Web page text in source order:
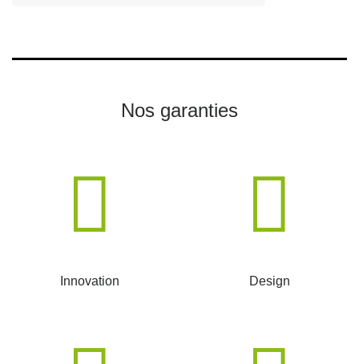
Nos garanties
Innovation Design